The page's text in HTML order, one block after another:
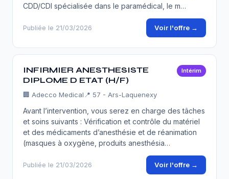
CDD/CDI spécialisée dans le paramédical, le m…
Publiée le 21/03/2026 Voir l'offre →
INFIRMIER ANESTHESISTE
DIPLOME D ETAT (H/F)
Intérim
🏢 Adecco Medical 📍 57 - Ars-Laquenexy
Avant l’intervention, vous serez en charge des tâches
et soins suivants : Vérification et contrôle du matériel
et des médicaments d’anesthésie et de réanimation
(masques à oxygène, produits anesthésia…
Publiée le 21/03/2026 Voir l'offre →